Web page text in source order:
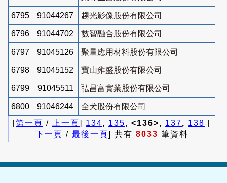
6795 91044267 趨光影像股份有限公司
6796 91044702 數智融合股份有限公司
6797 91045126 聚量應用材料股份有限公司
6798 91045152 寶山雍盛股份有限公司
6799 91045511 弘昌富實業股份有限公司
6800 91046244
全犬股份有限公司
[第一頁 / 上一頁] 134, 135, <136>, 137, 138 [
下一頁 / 最後一頁] 共有 8033 筆資料